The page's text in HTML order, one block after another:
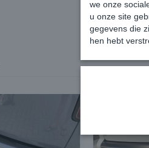
we onze
u onze site
gegevens die
hen hebt